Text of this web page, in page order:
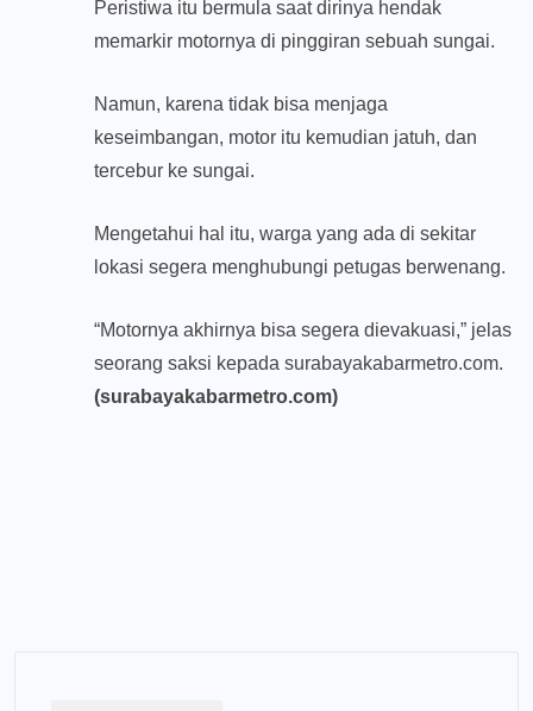
Peristiwa itu bermula saat dirinya hendak
memarkir motornya di pinggiran sebuah sungai.
Namun, karena tidak bisa menjaga
keseimbangan, motor itu kemudian jatuh, dan
tercebur ke sungai.
Mengetahui hal itu, warga yang ada di sekitar
lokasi segera menghubungi petugas berwenang.
“Motornya akhirnya bisa segera dievakuasi,” jelas
seorang saksi kepada surabayakabarmetro.com.
(surabayakabarmetro.com)